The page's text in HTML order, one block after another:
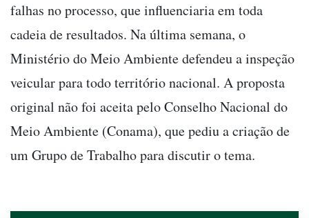
falhas no processo, que influenciaria em toda
cadeia de resultados. Na última semana, o
Ministério do Meio Ambiente defendeu a inspeção
veicular para todo território nacional. A proposta
original não foi aceita pelo Conselho Nacional do
Meio Ambiente (Conama), que pediu a criação de
um Grupo de Trabalho para discutir o tema.